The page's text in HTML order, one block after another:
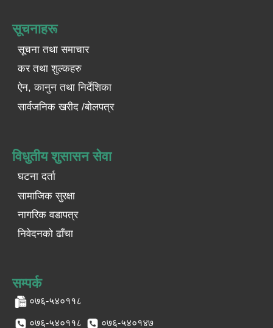
सूचनाहरू
सूचना तथा समाचार
कर तथा शुल्कहरु
ऐन, कानुन तथा निर्देशिका
सार्वजनिक खरीद /बोलपत्र
विधुतीय शुसासन सेवा
घटना दर्ता
सामाजिक सुरक्षा
नागरिक वडापत्र
निवेदनको ढाँचा
सम्पर्क
०७६-५४०११८
०७६-५४०११८ ०७६-५४०१४७